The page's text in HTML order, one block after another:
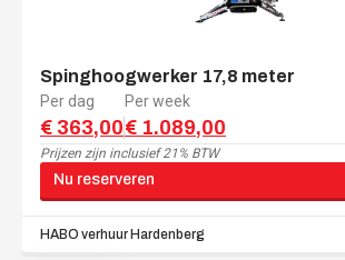
Spinghoogwerker 17,8 meter
Per dag
€ 363,00
Per week
€ 1.089,00
Prijzen zijn inclusief 21% BTW
Nu reserveren
HABO verhuurHardenberg